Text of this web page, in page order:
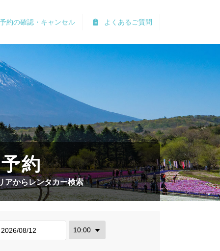
よくあるご質問
予約の確認・キャンセル
約
アからレンタカー検索